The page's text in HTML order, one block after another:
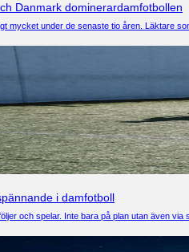
Danmark dominerardamfotbollen
mycket under de senaste tio åren. Läktare
i damfotboll
och spelar. Inte bara på plan utan även